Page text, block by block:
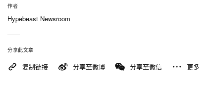
Paulin Paulin 家具与 Devon Ojas 音响等单品勾勒整
个空间。在这里，Pharrell 发表一个彻底重塑「现代
主导，他的版本却刻意走向不那么拘谨、适合日常穿
着的路线。伸展台上，双排扣西装与皮革西装外套，
作者
Hypebeast Newsroom
分享此文章
复制链接 分享至微博 分享至微信 更多